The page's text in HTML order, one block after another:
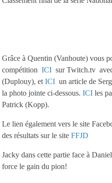
Grâce à Quentin (Vanhoute) vous
compétition ICI sur Twitch.tv
(Duplouy), et ICI un article de
la photo jointe ci-dessous. ICI les
Patrick (Kopp).
Le lien également vers le site
des résultats sur le site FFJD
Jacky dans cette partie face à
force le gain du pion!